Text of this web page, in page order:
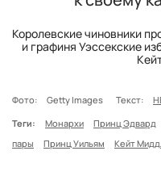
Королевские чиновники
и графиня Уэссекские
Фото: Getty Images Текст:
Теги:
Монархи Принц Эдвард
пары
Принц Уильям Кейт